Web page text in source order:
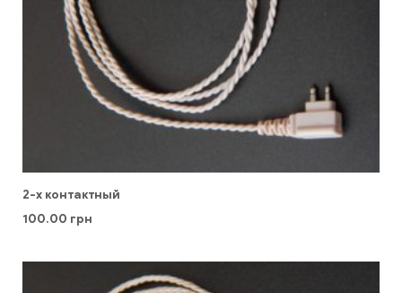
2-х контактный
100.00 грн